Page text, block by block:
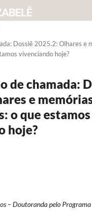
Dossiê 2025.2: Olhares e
vivenciando hoje?
de chamada:
e
o que estamos
hoje?
– Doutoranda pelo